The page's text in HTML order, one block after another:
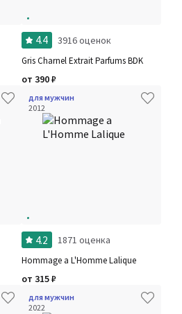
4.4 3916 оценок
Gris Charnel Extrait Parfums BDK
от 390₽
для мужчин
2012
4.2 1871 оценка
Hommage a L'Homme Lalique
от 315₽
для мужчин
2022